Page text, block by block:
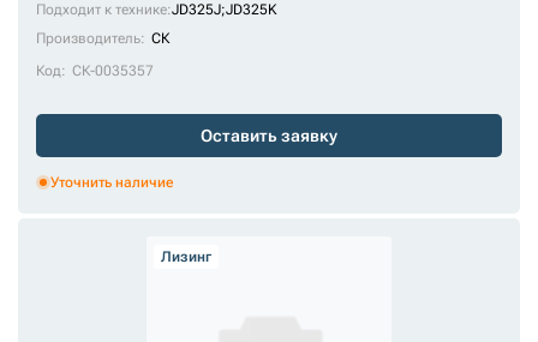
Подходит к технике:JD325J;JD325K
Производитель: СК
Код: СК-0035357
Оставить заявку
Уточнить наличие
Лизинг